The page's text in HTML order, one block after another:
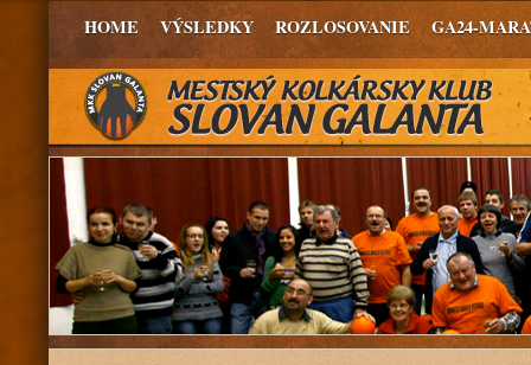
HOME VÝSLEDKY ROZLOSOVANIE GA24-